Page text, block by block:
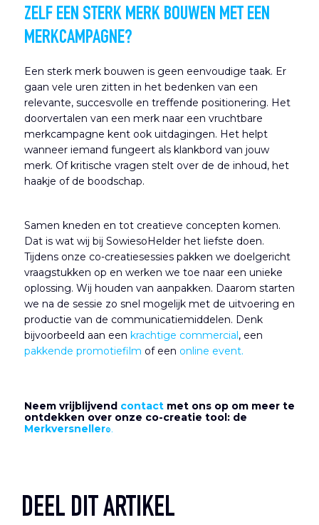
ZELF EEN STERK MERK BOUWEN MET EEN
MERKCAMPAGNE?
Een sterk merk bouwen is geen eenvoudige taak. Er
gaan vele uren zitten in het bedenken van een
relevante, succesvolle en treffende positionering. Het
doorvertalen van een merk naar een vruchtbare
merkcampagne kent ook uitdagingen. Het helpt
wanneer iemand fungeert als klankbord van jouw
merk. Of kritische vragen stelt over de de inhoud, het
haakje of de boodschap.
Samen kneden en tot creatieve concepten komen.
Dat is wat wij bij SowiesoHelder het liefste doen.
Tijdens onze co-creatiesessies pakken we doelgericht
vraagstukken op en werken we toe naar een unieke
oplossing. Wij houden van aanpakken. Daarom starten
we na de sessie zo snel mogelijk met de uitvoering en
productie van de communicatiemiddelen. Denk
bijvoorbeeld aan een krachtige commercial, een
pakkende promotiefilm of een online event.
Neem vrijblijvend contact met ons op om meer te
ontdekken over onze co-creatie tool: de
Merkversneller©.
DEEL DIT ARTIKEL